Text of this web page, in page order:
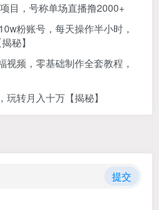
目，号称单场直播撸2000+
粉账号，每天操作半小时，
秘】
频，零基础制作全套教程，
转月入十万【揭秘】
提交